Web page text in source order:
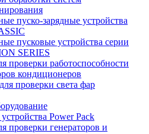
пуско-зарядные устройства
пусковые устройства серии
SERIES
проверки работоспособности
кондиционеров
проверки света фар
Power Pack
проверки генераторов и